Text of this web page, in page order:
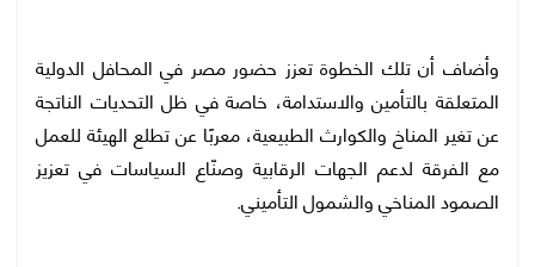
وأضاف أن تلك الخطوة تعزز حضور مصر في المحافل الدولية
المتعلقة بالتأمين والاستدامة، خاصة في ظل التحديات الناتجة
عن تغير المناخ والكوارث الطبيعية، معربًا عن تطلع الهيئة للعمل
مع الفرقة لدعم الجهات الرقابية وصنّاع السياسات في تعزيز
الصمود المناخي والشمول التأميني.